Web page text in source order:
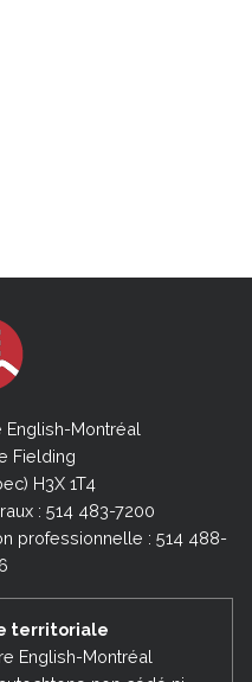
Montréal
Fielding
H3X 1T4
: 514 483-7200
professionnelle : 514 488-
territoriale
English-Montréal